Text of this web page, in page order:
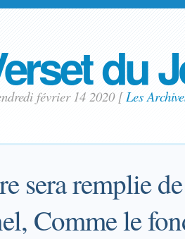
du
février 14 2020 [Les
sera remplie
Comme le